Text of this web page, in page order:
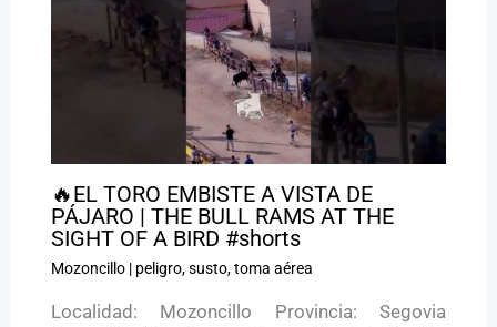
🔥EL TORO EMBISTE A VISTA DE
PÁJARO | THE BULL RAMS AT THE
SIGHT OF A BIRD #shorts
Mozoncillo| peligro,susto,toma aérea
Localidad: Mozoncillo Provincia: Segovia